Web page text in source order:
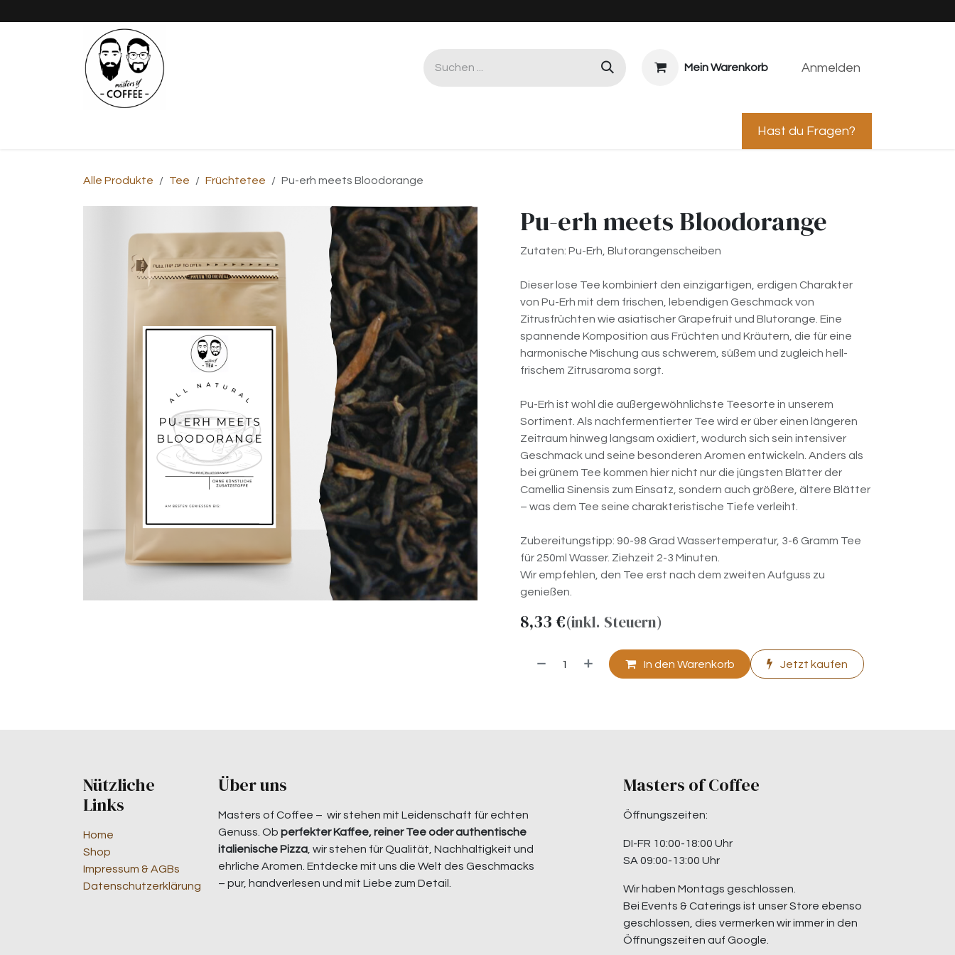
Mein Warenkorb Anmelden
Hast du Fragen?
Alle Produkte Tee Früchtetee Pu-erh meets Bloodorange
Pu-erh meets Bloodorange
Zutaten: Pu-Erh, Blutorangenscheiben
Dieser lose Tee kombiniert den einzigartigen, erdigen Charakter
von Pu-Erh mit dem frischen, lebendigen Geschmack von
Zitrusfrüchten wie asiatischer Grapefruit und Blutorange. Eine
spannende Komposition aus Früchten und Kräutern, die für eine
harmonische Mischung aus schwerem, süßem und zugleich hell-
frischem Zitrusaroma sorgt.
Pu-Erh ist wohl die außergewöhnlichste Teesorte in unserem
Sortiment. Als nachfermentierter Tee wird er über einen längeren
Zeitraum hinweg langsam oxidiert, wodurch sich sein intensiver
Geschmack und seine besonderen Aromen entwickeln. Anders als
bei grünem Tee kommen hier nicht nur die jüngsten Blätter der
Camellia Sinensis zum Einsatz, sondern auch größere, ältere Blätter
– was dem Tee seine charakteristische Tiefe verleiht.
Zubereitungstipp: 90-98 Grad Wassertemperatur, 3-6 Gramm Tee
für 250ml Wasser. Ziehzeit 2-3 Minuten.
Wir empfehlen, den Tee erst nach dem zweiten Aufguss zu
genießen.
8,33€(inkl. Steuern)
In den Warenkorb Jetzt kaufen
Nützliche
Links
Home
Shop
Impressum & AGBs
Datenschutzerklärung
Über uns
Masters of Coffee – wir stehen mit Leidenschaft für echten
Genuss. Ob perfekter Kaffee, reiner Tee oder authentische
italienische Pizza , wir stehen für Qualität, Nachhaltigkeit und
ehrliche Aromen. Entdecke mit uns die Welt des Geschmacks
– pur, handverlesen und mit Liebe zum Detail.
Masters of Coffee
Öffnungszeiten:
DI-FR 10:00-18:00 Uhr
SA 09:00-13:00 Uhr
Wir haben Montags geschlossen.
Bei Events & Caterings ist unser Store ebenso
geschlossen, dies vermerken wir immer in den
Öffnungszeiten auf Google.